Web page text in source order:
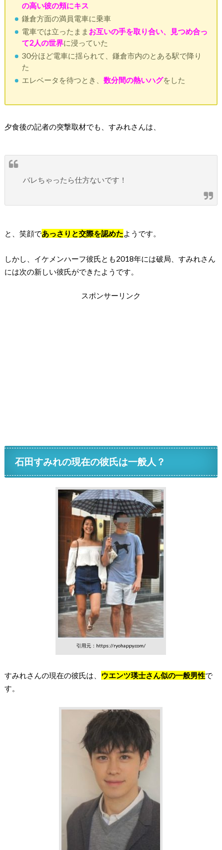
の高い彼の頬にキス
鎌倉方面の満員電車に乗車
電車では立ったまま お互いの手を取り合い、見つめ合っ
て2人の世界に浸っていた
30分ほど電車に揺られて、鎌倉市内のとある駅で降り
た
エレベータを待つとき、 数分間の熱いハグをした
夕食後の記者の突撃取材でも、すみれさんは、
バレちゃったら仕方ないです！
と、笑顔であっさりと交際を認めたようです。
しかし、イケメンハーフ彼氏とも2018年には破局、すみれさん
には次の新しい彼氏ができたようです。
スポンサーリンク
石田すみれの現在の彼氏は一般人？
引用元：https://ryohappy.com/
すみれさんの現在の彼氏は、 ウエンツ瑛士さん似の一般男性で
す。